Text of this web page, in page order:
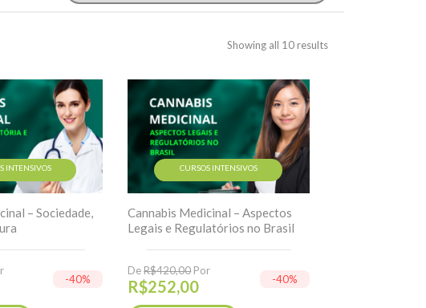
Showing all 10 results
INTENSIVOS
– Sociedade,
-40%
CURSOS INTENSIVOS
Cannabis Medicinal – Aspectos
Legais e Regulatórios no Brasil
DeR$420,00Por
R$252,00 -40%